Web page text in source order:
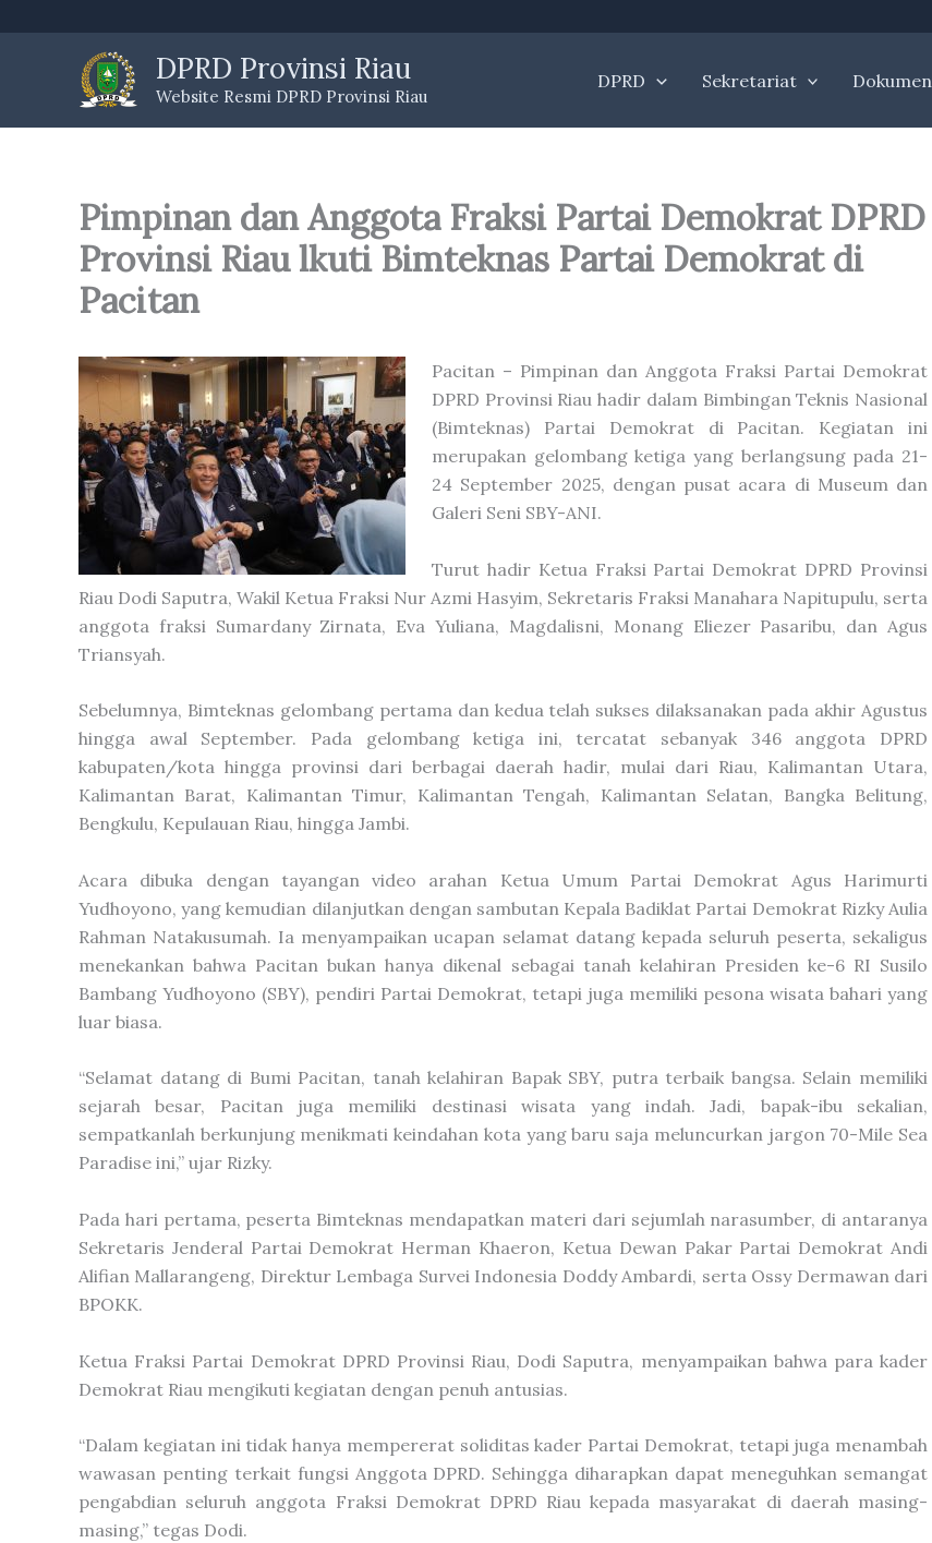
DPRD Provinsi Riau
Website Resmi DPRD Provinsi Riau
DPRD Sekretariat Dokumen
Pimpinan dan Anggota Fraksi Partai Demokrat DPRD
Provinsi Riau lkuti Bimteknas Partai Demokrat di
Pacitan
Pacitan – Pimpinan dan Anggota Fraksi Partai Demokrat
DPRD Provinsi Riau hadir dalam Bimbingan Teknis Nasional
(Bimteknas) Partai Demokrat di Pacitan. Kegiatan ini
merupakan gelombang ketiga yang berlangsung pada 21-
24 September 2025, dengan pusat acara di Museum dan
Galeri Seni SBY-ANI.
Turut hadir Ketua Fraksi Partai Demokrat DPRD Provinsi
Riau Dodi Saputra, Wakil Ketua Fraksi Nur Azmi Hasyim, Sekretaris Fraksi Manahara Napitupulu, serta
anggota fraksi Sumardany Zirnata, Eva Yuliana, Magdalisni, Monang Eliezer Pasaribu, dan Agus
Triansyah.
Sebelumnya, Bimteknas gelombang pertama dan kedua telah sukses dilaksanakan pada akhir Agustus
hingga awal September. Pada gelombang ketiga ini, tercatat sebanyak 346 anggota DPRD
kabupaten/kota hingga provinsi dari berbagai daerah hadir, mulai dari Riau, Kalimantan Utara,
Kalimantan Barat, Kalimantan Timur, Kalimantan Tengah, Kalimantan Selatan, Bangka Belitung,
Bengkulu, Kepulauan Riau, hingga Jambi.
Acara dibuka dengan tayangan video arahan Ketua Umum Partai Demokrat Agus Harimurti
Yudhoyono, yang kemudian dilanjutkan dengan sambutan Kepala Badiklat Partai Demokrat Rizky Aulia
Rahman Natakusumah. Ia menyampaikan ucapan selamat datang kepada seluruh peserta, sekaligus
menekankan bahwa Pacitan bukan hanya dikenal sebagai tanah kelahiran Presiden ke-6 RI Susilo
Bambang Yudhoyono (SBY), pendiri Partai Demokrat, tetapi juga memiliki pesona wisata bahari yang
luar biasa.
“Selamat datang di Bumi Pacitan, tanah kelahiran Bapak SBY, putra terbaik bangsa. Selain memiliki
sejarah besar, Pacitan juga memiliki destinasi wisata yang indah. Jadi, bapak-ibu sekalian,
sempatkanlah berkunjung menikmati keindahan kota yang baru saja meluncurkan jargon 70-Mile Sea
Paradise ini,” ujar Rizky.
Pada hari pertama, peserta Bimteknas mendapatkan materi dari sejumlah narasumber, di antaranya
Sekretaris Jenderal Partai Demokrat Herman Khaeron, Ketua Dewan Pakar Partai Demokrat Andi
Alifian Mallarangeng, Direktur Lembaga Survei Indonesia Doddy Ambardi, serta Ossy Dermawan dari
BPOKK.
Ketua Fraksi Partai Demokrat DPRD Provinsi Riau, Dodi Saputra, menyampaikan bahwa para kader
Demokrat Riau mengikuti kegiatan dengan penuh antusias.
“Dalam kegiatan ini tidak hanya mempererat soliditas kader Partai Demokrat, tetapi juga menambah
wawasan penting terkait fungsi Anggota DPRD. Sehingga diharapkan dapat meneguhkan semangat
pengabdian seluruh anggota Fraksi Demokrat DPRD Riau kepada masyarakat di daerah masing-
masing,” tegas Dodi.